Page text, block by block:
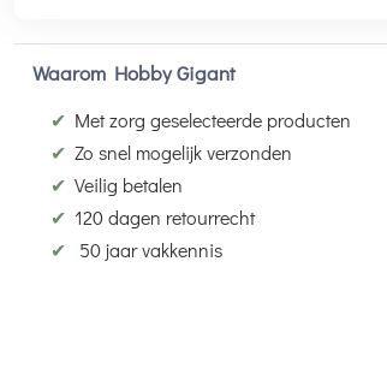
Waarom Hobby Gigant
✔ Met zorg geselecteerde producten
✔ Zo snel mogelijk verzonden
✔ Veilig betalen
✔ 120 dagen retourrecht
✔
50 jaar vakkennis